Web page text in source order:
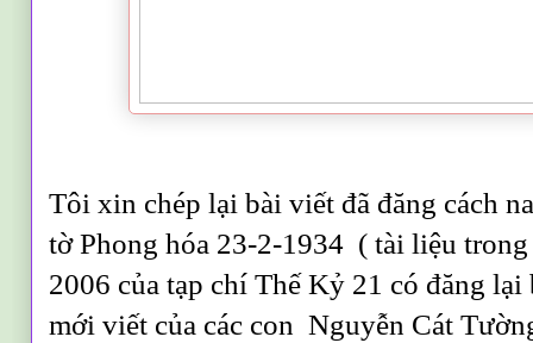
Tôi xin chép lại bài viết đã đăng cách
tờ Phong hóa 23-2-1934 ( tài liệu
2006 của tạp chí Thế Kỷ 21 có đăng
mới viết của các con Nguyễn Cát